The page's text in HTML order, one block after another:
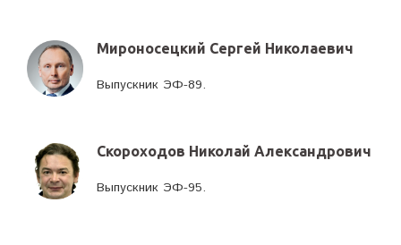
Мироносецкий Сергей Николаевич
Выпускник ЭФ-89.
Скороходов Николай Александрович
Выпускник ЭФ-95.